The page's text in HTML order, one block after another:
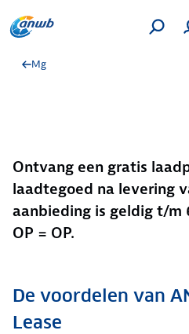
Mg
Ontvang een gratis
laadtegoed na levering
aanbieding is geldig t/m
OP = OP.
De voordelen van
Lease